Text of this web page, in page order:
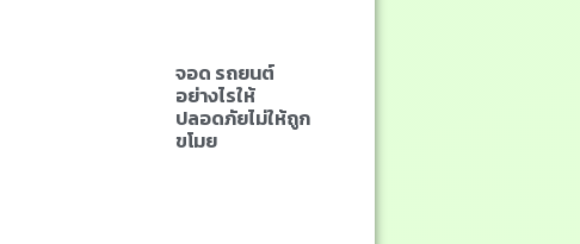
จอด รถยนต์
อย่างไรให้
ปลอดภัยไม่ให้ถูก
ขโมย